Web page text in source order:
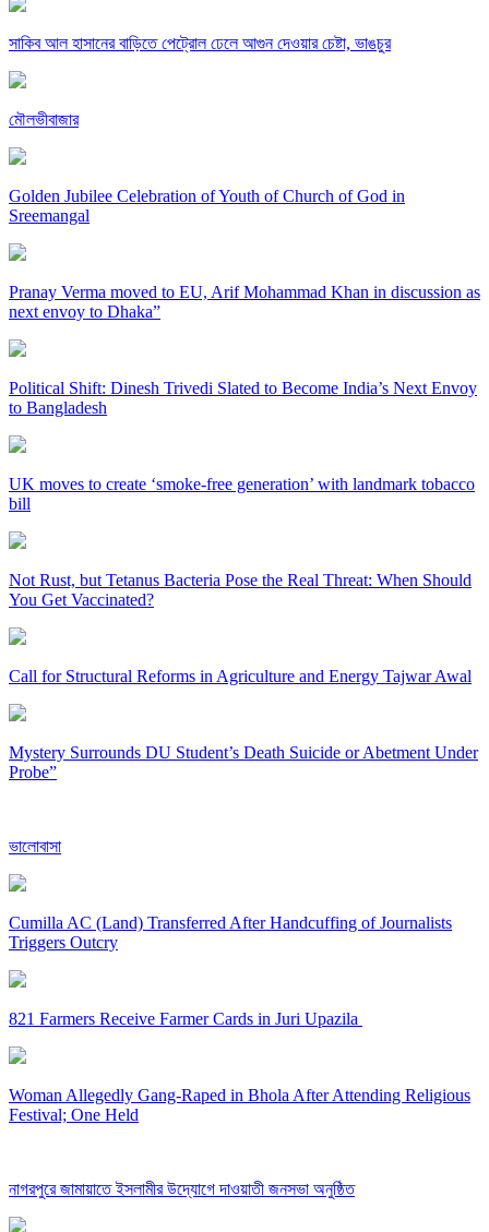
সাকিব আল হাসানের বাড়িতে পেট্রোল ঢেলে আগুন দেওয়ার চেষ্টা, ভাঙচুর
মৌলভীবাজার
Golden Jubilee Celebration of Youth of Church of God in
Sreemangal
Pranay Verma moved to EU, Arif Mohammad Khan in discussion as
next envoy to Dhaka”
Political Shift: Dinesh Trivedi Slated to Become India’s Next Envoy
to Bangladesh
UK moves to create ‘smoke-free generation’ with landmark tobacco
bill
Not Rust, but Tetanus Bacteria Pose the Real Threat: When Should
You Get Vaccinated?
Call for Structural Reforms in Agriculture and Energy Tajwar Awal
Mystery Surrounds DU Student’s Death Suicide or Abetment Under
Probe”
ভালোবাসা
Cumilla AC (Land) Transferred After Handcuffing of Journalists
Triggers Outcry
821 Farmers Receive Farmer Cards in Juri Upazila
Woman Allegedly Gang-Raped in Bhola After Attending Religious
Festival; One Held
নাগরপুরে জামায়াতে ইসলামীর উদ্যোগে দাওয়াতী জনসভা অনুষ্ঠিত